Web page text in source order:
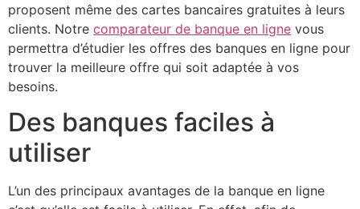
proposent même des cartes bancaires gratuites à leurs
clients. Notre comparateur de banque en ligne vous
permettra d’étudier les offres des banques en ligne pour
trouver la meilleure offre qui soit adaptée à vos
besoins.
Des banques faciles à
utiliser
L’un des principaux avantages de la banque en ligne